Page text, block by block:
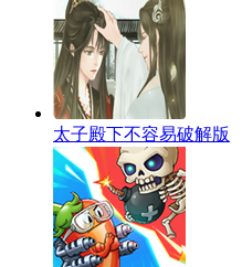
太子殿下不容易破解版